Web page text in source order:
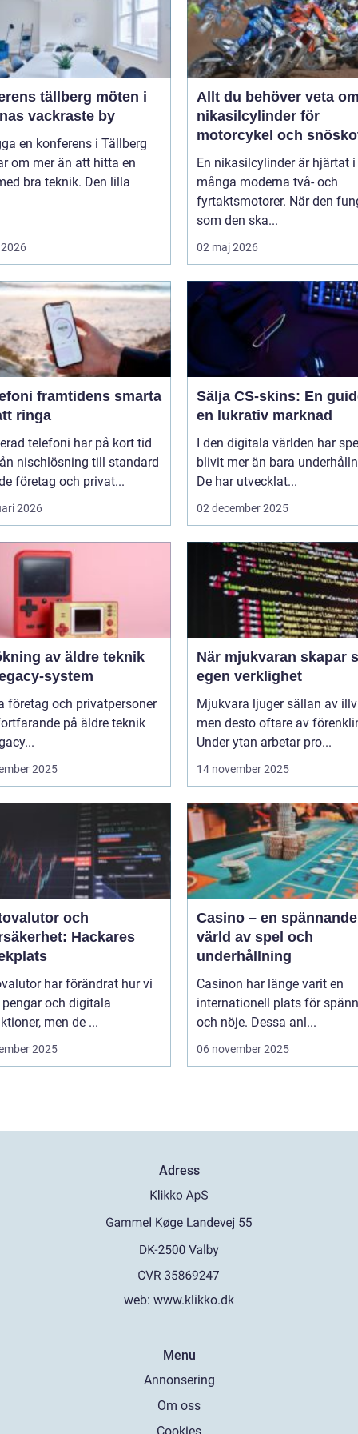
tällberg möten i
vackraste by
en konferens i Tällberg
om mer än att hitta en
bra teknik. Den lilla
Allt du behöver veta
nikasilcylinder för
motorcykel och
En nikasilcylinder är hjärtat i
många moderna två- och
fyrtaktsmotorer. När den
som den ska...
02 maj 2026
smarta
ringa
telefoni har på kort tid
nischlösning till standard
företag och privat...
2026
Sälja CS-skins: En
en lukrativ marknad
I den digitala världen har
blivit mer än bara
De har utvecklat...
02 december 2025
av äldre teknik
system
företag och privatpersoner
på äldre teknik
2025
När mjukvaran skapar
egen verklighet
Mjukvara ljuger sällan av
men desto oftare av
Under ytan arbetar pro...
14 november 2025
och
Hackares
har förändrat hur vi
pengar och digitala
men de ...
2025
Casino – en spännande
värld av spel och
underhållning
Casinon har länge varit en
internationell plats för
och nöje. Dessa anl...
06 november 2025
Adress
web: www.klikko.dk
Menu
Annonsering
Om oss